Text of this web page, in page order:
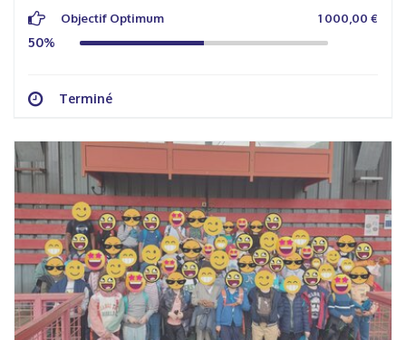
Objectif Optimum 1 000,00 €
50%
Terminé